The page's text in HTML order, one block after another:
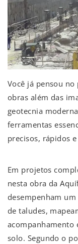
Você já pensou
obras além das
geotecnia
ferramentas
precisos, rápidos
Em projetos
nesta obra da
desempenham
de taludes,
acompanhamento
solo. Segundo o